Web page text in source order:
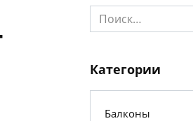
Search
for:
Категории
Балконы